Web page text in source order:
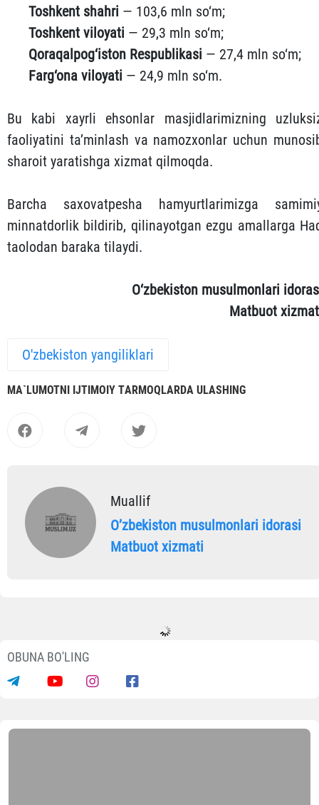
Toshkent shahri — 103,6 mln so‘m;
Toshkent viloyati — 29,3 mln so‘m;
Qoraqalpog‘iston Respublikasi — 27,4 mln so‘m;
Farg‘ona viloyati — 24,9 mln so‘m.
Bu kabi xayrli ehsonlar masjidlarimizning
faoliyatini ta’minlash va namozxonlar uchun
sharoit yaratishga xizmat qilmoqda.
Barcha saxovatpesha hamyurtlarimizga
minnatdorlik bildirib, qilinayotgan ezgu amallarga
taolodan baraka tilaydi.
O‘zbekiston musulmonlari
Matbuot
O'zbekiston yangiliklari
MА`LUMOTNI IJTIMOIY TАRMOQLАRDА ULАSHING
Muallif
Oʼzbekiston musulmonlari idorasi
Matbuot xizmati
OBUNA BO'LING